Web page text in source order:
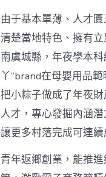
由于基本單薄、人才
清楚當地特色、擁有
南虞城縣，年夜學本
丫”brand在母嬰用品
把小粽子做成了年夜
人才，專心發掘內涵
讓更多村落完成可連續
青年返鄉創業，能推